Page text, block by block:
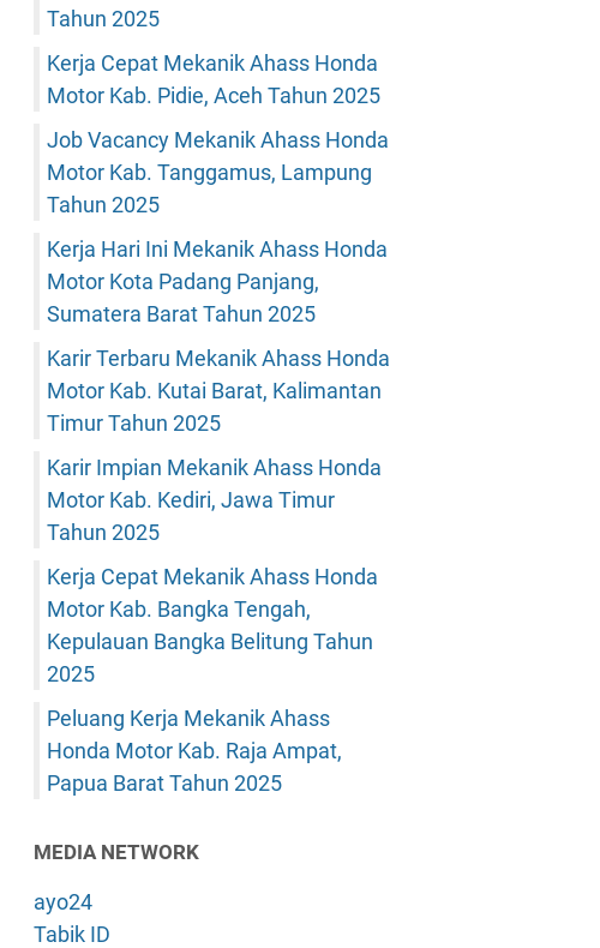
Tahun 2025
Kerja Cepat Mekanik Ahass Honda
Motor Kab. Pidie, Aceh Tahun 2025
Job Vacancy Mekanik Ahass Honda
Motor Kab. Tanggamus, Lampung
Tahun 2025
Kerja Hari Ini Mekanik Ahass Honda
Motor Kota Padang Panjang,
Sumatera Barat Tahun 2025
Karir Terbaru Mekanik Ahass Honda
Motor Kab. Kutai Barat, Kalimantan
Timur Tahun 2025
Karir Impian Mekanik Ahass Honda
Motor Kab. Kediri, Jawa Timur
Tahun 2025
Kerja Cepat Mekanik Ahass Honda
Motor Kab. Bangka Tengah,
Kepulauan Bangka Belitung Tahun
2025
Peluang Kerja Mekanik Ahass
Honda Motor Kab. Raja Ampat,
Papua Barat Tahun 2025
MEDIA NETWORK
ayo24
Tabik ID